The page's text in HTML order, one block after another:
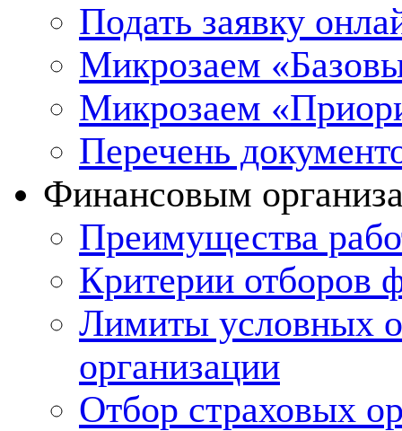
Подать заявку
Микрозаем
Микрозаем
Перечень
Финансовым
Преимущества
Критерии отборов
Лимиты условных
организации
Отбор страховых